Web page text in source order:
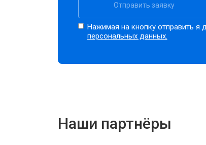
Отправить заявку
Нажимая на кнопку отправить я
персональных данных.
Наши партнёры